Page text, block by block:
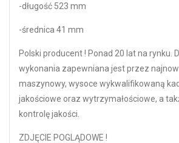
-długość 523 mm
-średnica 41 mm
Polski producent ! Ponad 20 lat na rynku.
wykonania zapewniana jest przez
maszynowy, wysoce wykwalifikowaną
jakościowe oraz wytrzymałościowe, a
kontrolę jakości.
ZDJĘCIE POGLĄDOWE !